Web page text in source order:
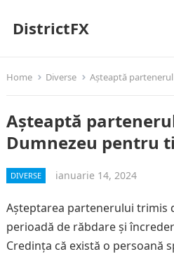
DistrictFX
Home Diverse Așteaptă partenerul
Așteaptă
Dumnezeu pentru
DIVERSE ianuarie 14, 2024
Așteptarea partenerului trimis
perioadă de răbdare și
Credința că există o persoană